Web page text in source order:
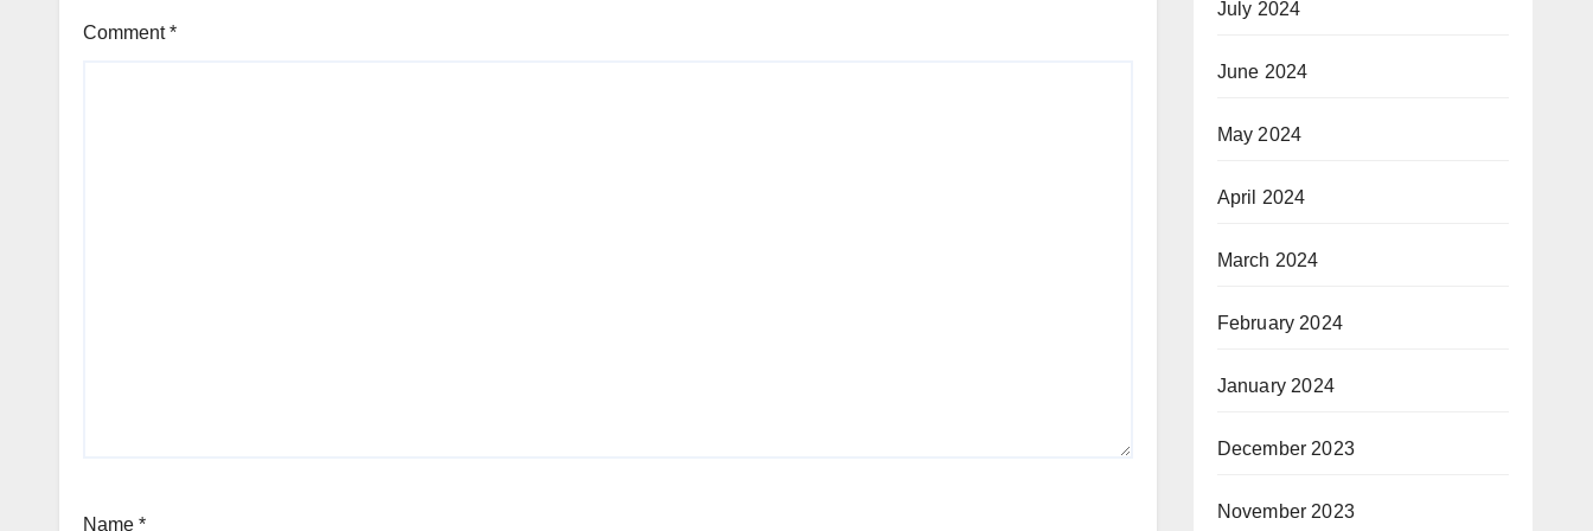
Comment*
Name *
July 2024
June 2024
May 2024
April 2024
March 2024
February 2024
January 2024
December 2023
November 2023